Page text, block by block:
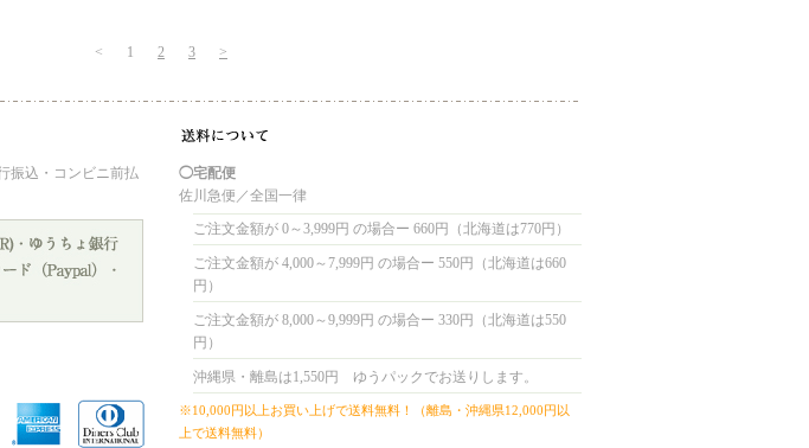
< 1 2 3 >
振込・コンビニ前払
◯宅配便
佐川急便／全国一律
ご注文金額が 0～3,999円 の場合ー 660円（北海道は770円）
ご注文金額が 4,000～7,999円 の場合ー 550円（北海道は660
円）
ご注文金額が 8,000～9,999円 の場合ー 330円（北海道は550
円）
沖縄県・離島は1,550円 ゆうパックでお送りします。
※10,000円以上お買い上げで送料無料！（離島・沖縄県12,000円以
上で送料無料）